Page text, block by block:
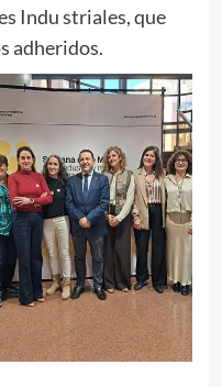
Indu striales, que
adheridos.